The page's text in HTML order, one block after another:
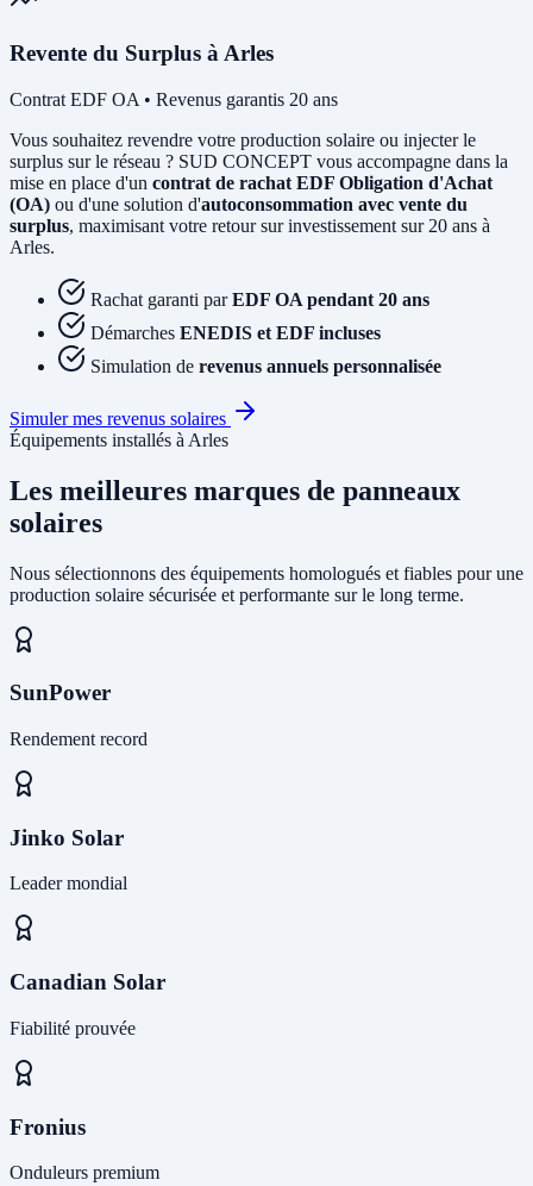
Revente du Surplus à Arles
Contrat EDF OA • Revenus garantis 20 ans
Vous souhaitez revendre votre production solaire ou injecter le
surplus sur le réseau ? SUD CONCEPT vous accompagne dans la
mise en place d'un contrat de rachat EDF Obligation d'Achat
(OA) ou d'une solution d'autoconsommation avec vente du
surplus, maximisant votre retour sur investissement sur 20 ans à
Arles.
Rachat garanti parEDF OA pendant 20 ans
Démarches ENEDIS et EDF incluses
Simulation de revenus annuels personnalisée
Simuler mes revenus solaires
Équipements installés à Arles
Les meilleures marques de panneaux
solaires
Nous sélectionnons des équipements homologués et fiables pour une
production solaire sécurisée et performante sur le long terme.
SunPower
Rendement record
Jinko Solar
Leader mondial
Canadian Solar
Fiabilité prouvée
Fronius
Onduleurs premium